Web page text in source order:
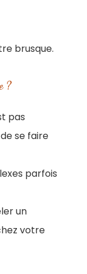
brusque.
?
pas
se faire
parfois
un
votre